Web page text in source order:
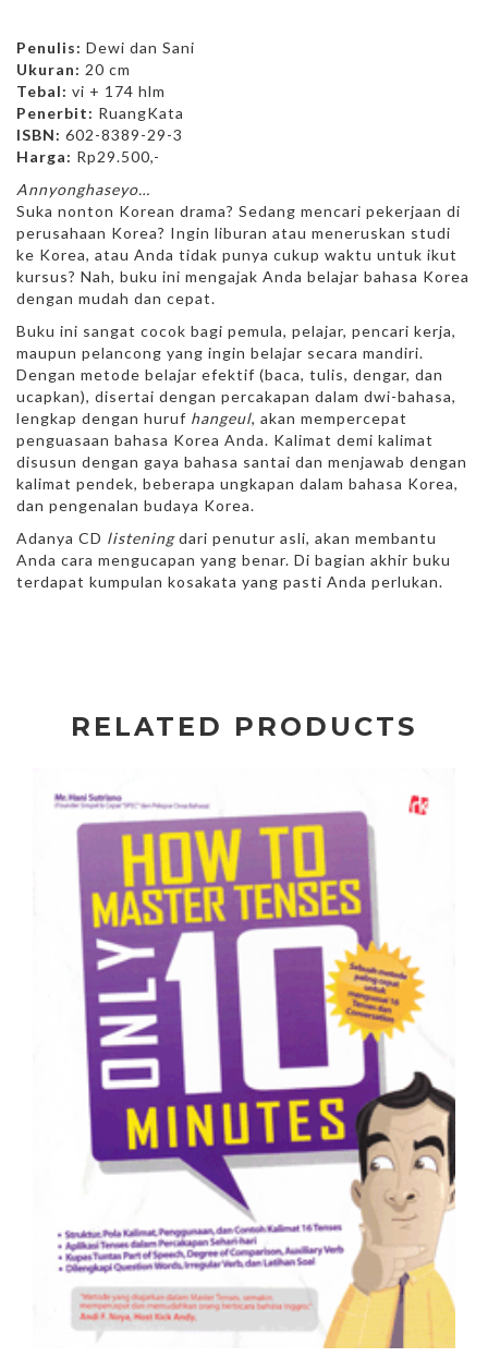
Penulis: Dewi dan Sani
Ukuran: 20 cm
Tebal: vi + 174 hlm
Penerbit: RuangKata
ISBN: 602-8389-29-3
Harga: Rp29.500,-
Annyonghaseyo…
Suka nonton Korean drama? Sedang mencari pekerjaan di
perusahaan Korea? Ingin liburan atau meneruskan studi
ke Korea, atau Anda tidak punya cukup waktu untuk ikut
kursus? Nah, buku ini mengajak Anda belajar bahasa Korea
dengan mudah dan cepat.
Buku ini sangat cocok bagi pemula, pelajar, pencari kerja,
maupun pelancong yang ingin belajar secara mandiri.
Dengan metode belajar efektif (baca, tulis, dengar, dan
ucapkan), disertai dengan percakapan dalam dwi-bahasa,
lengkap dengan huruf hangeul, akan mempercepat
penguasaan bahasa Korea Anda. Kalimat demi kalimat
disusun dengan gaya bahasa santai dan menjawab dengan
kalimat pendek, beberapa ungkapan dalam bahasa Korea,
dan pengenalan budaya Korea.
Adanya CD listeningdari penutur asli, akan membantu
Anda cara mengucapan yang benar. Di bagian akhir buku
terdapat kumpulan kosakata yang pasti Anda perlukan.
RELATED PRODUCTS